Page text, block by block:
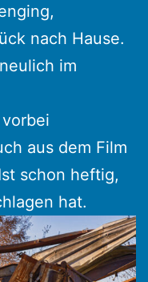
nach Hause.
im
aus dem Film
schon heftig,
hat.